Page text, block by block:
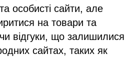
особисті сайти, але
на товари та
відгуки, що залишилися
сайтах, таких як